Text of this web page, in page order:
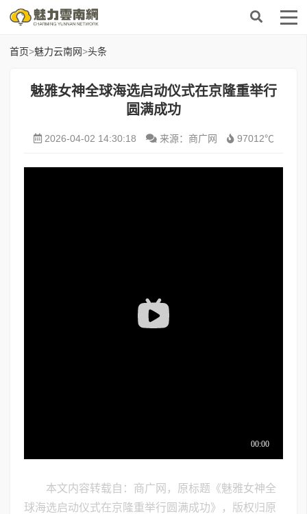
首页>魅力云南网>头条
魅雅女神全球海选启动仪式在京隆重举行
圆满成功
2026-04-02 14:30:18 来源：商广网 97012℃
本文内容转载自：商广网，原标题《魅雅女神全
球海选启动仪式在京隆重举行圆满成功》，版权归原